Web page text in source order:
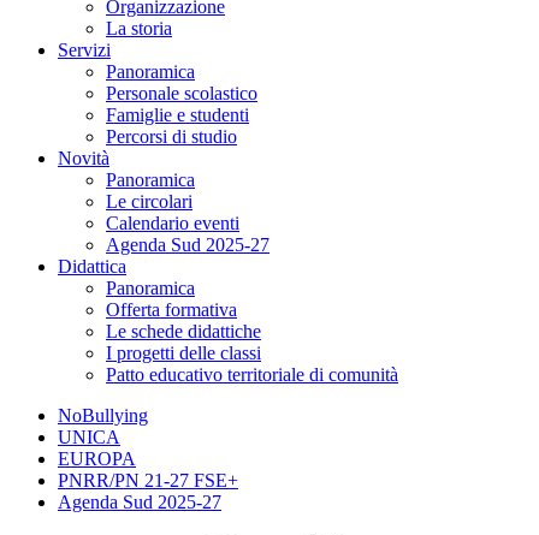
Organizzazione
La storia
Servizi
Panoramica
Personale scolastico
Famiglie e studenti
Percorsi di studio
Novità
Panoramica
Le circolari
Calendario eventi
Agenda Sud 2025-27
Didattica
Panoramica
Offerta formativa
Le schede didattiche
I progetti delle classi
Patto educativo territoriale di comunità
NoBullying
UNICA
EUROPA
PNRR/PN 21-27 FSE+
Agenda Sud 2025-27